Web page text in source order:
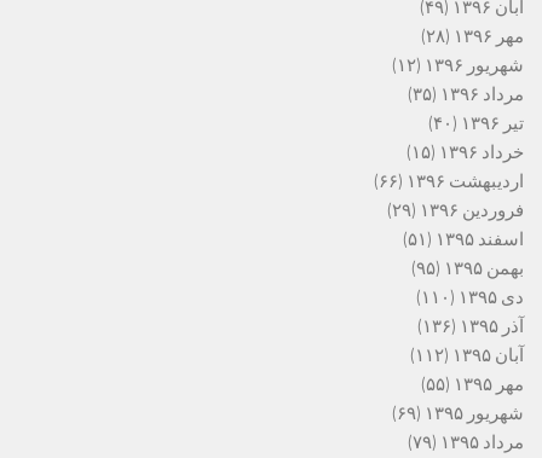
آبان ۱۳۹۶
(۴۹)
مهر ۱۳۹۶
(۲۸)
شهریور ۱۳۹۶
(۱۲)
مرداد ۱۳۹۶
(۳۵)
تیر ۱۳۹۶
(۴۰)
خرداد ۱۳۹۶
(۱۵)
اردیبهشت ۱۳۹۶
(۶۶)
فروردین ۱۳۹۶
(۲۹)
اسفند ۱۳۹۵
(۵۱)
بهمن ۱۳۹۵
(۹۵)
دی ۱۳۹۵
(۱۱۰)
آذر ۱۳۹۵
(۱۳۶)
آبان ۱۳۹۵
(۱۱۲)
مهر ۱۳۹۵
(۵۵)
شهریور ۱۳۹۵
(۶۹)
مرداد ۱۳۹۵
(۷۹)